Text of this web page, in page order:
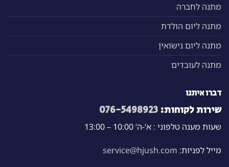
מתנה לחברה
מתנה ליום הולדת
מתנה ליום נישואין
מתנה לעובדים
דברו איתנו
שירות לקוחות: 076-5498923
שעות מענה טלפוני : א’-ה’ 10:00 – 13:00
מייל לפניות: service@hjush.com